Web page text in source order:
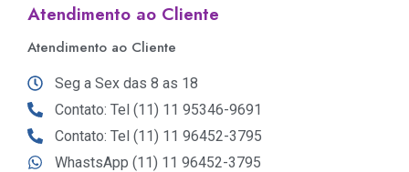
Atendimento ao Cliente
Atendimento ao Cliente
Seg a Sex das 8 as 18
Contato: Tel (11) 11 95346-9691
Contato: Tel (11) 11 96452-3795
WhastsApp (11) 11 96452-3795